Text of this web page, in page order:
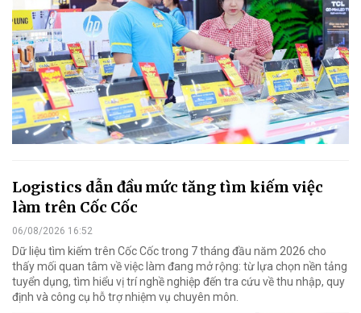
Logistics dẫn đầu mức tăng tìm kiếm việc
làm trên Cốc Cốc
06/08/2026 16:52
Dữ liệu tìm kiếm trên Cốc Cốc trong 7 tháng đầu năm 2026 cho
thấy mối quan tâm về việc làm đang mở rộng: từ lựa chọn nền tảng
tuyển dụng, tìm hiểu vị trí nghề nghiệp đến tra cứu về thu nhập, quy
định và công cụ hỗ trợ nhiệm vụ chuyên môn.